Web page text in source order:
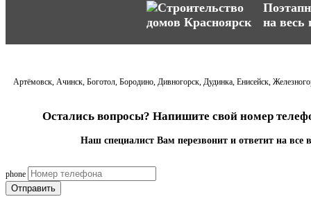
на весь
Артёмовск, Ачинск, Боготол, Бородино, Дивногорск, Дудинка, Енисейск,
Остались вопросы? Напишите свой номер
Наш специалист Вам перезвонит и ответит на все
phone
Отправить